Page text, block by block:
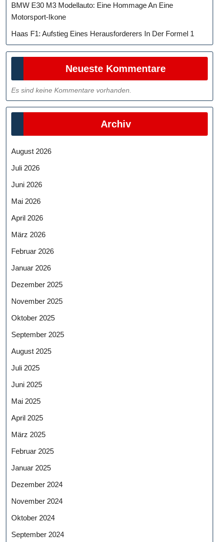
BMW E30 M3 Modellauto: Eine Hommage An Eine
Motorsport-Ikone
Haas F1: Aufstieg Eines Herausforderers In Der Formel 1
Neueste Kommentare
Es sind keine Kommentare vorhanden.
Archiv
August 2026
Juli 2026
Juni 2026
Mai 2026
April 2026
März 2026
Februar 2026
Januar 2026
Dezember 2025
November 2025
Oktober 2025
September 2025
August 2025
Juli 2025
Juni 2025
Mai 2025
April 2025
März 2025
Februar 2025
Januar 2025
Dezember 2024
November 2024
Oktober 2024
September 2024